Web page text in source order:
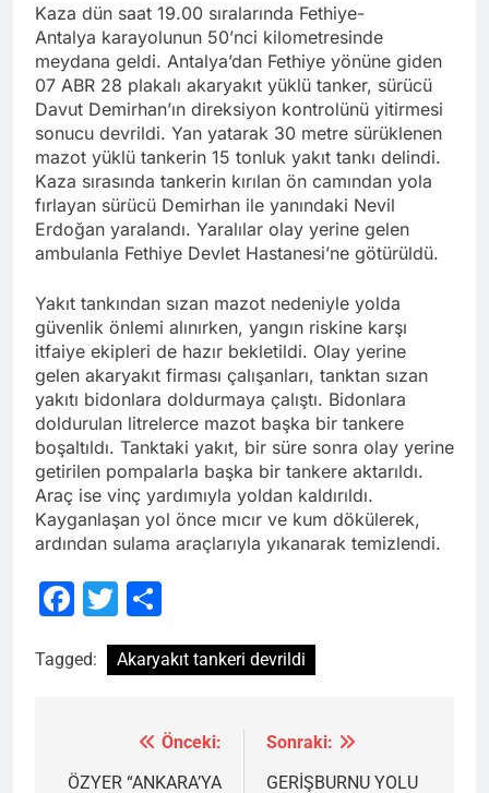
Kaza dün saat 19.00 sıralarında Fethiye-
Antalya karayolunun 50’nci kilometresinde
meydana geldi. Antalya’dan Fethiye yönüne giden
07 ABR 28 plakalı akaryakıt yüklü tanker, sürücü
Davut Demirhan’ın direksiyon kontrolünü yitirmesi
sonucu devrildi. Yan yatarak 30 metre sürüklenen
mazot yüklü tankerin 15 tonluk yakıt tankı delindi.
Kaza sırasında tankerin kırılan ön camından yola
fırlayan sürücü Demirhan ile yanındaki Nevil
Erdoğan yaralandı. Yaralılar olay yerine gelen
ambulanla Fethiye Devlet Hastanesi’ne götürüldü.
Yakıt tankından sızan mazot nedeniyle yolda
güvenlik önlemi alınırken, yangın riskine karşı
itfaiye ekipleri de hazır bekletildi. Olay yerine
gelen akaryakıt firması çalışanları, tanktan sızan
yakıtı bidonlara doldurmaya çalıştı. Bidonlara
doldurulan litrelerce mazot başka bir tankere
boşaltıldı. Tanktaki yakıt, bir süre sonra olay yerine
getirilen pompalarla başka bir tankere aktarıldı.
Araç ise vinç yardımıyla yoldan kaldırıldı.
Kayganlaşan yol önce mıcır ve kum dökülerek,
ardından sulama araçlarıyla yıkanarak temizlendi.
Facebook
Twitter
Tagged: Akaryakıt tankeri devrildi
Önceki:
ÖZYER “ANKARA’YA
Sonraki:
GERİŞBURNU YOLU